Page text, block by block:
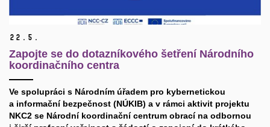
22. 5.
Zapojte se do dotazníkového šetření Národního
koordinačního centra
Ve spolupráci s Národním úřadem pro kybernetickou
a informační bezpečnost (NÚKIB) a v rámci aktivit projektu
NKC2 se Národní koordinační centrum obrací na odbornou